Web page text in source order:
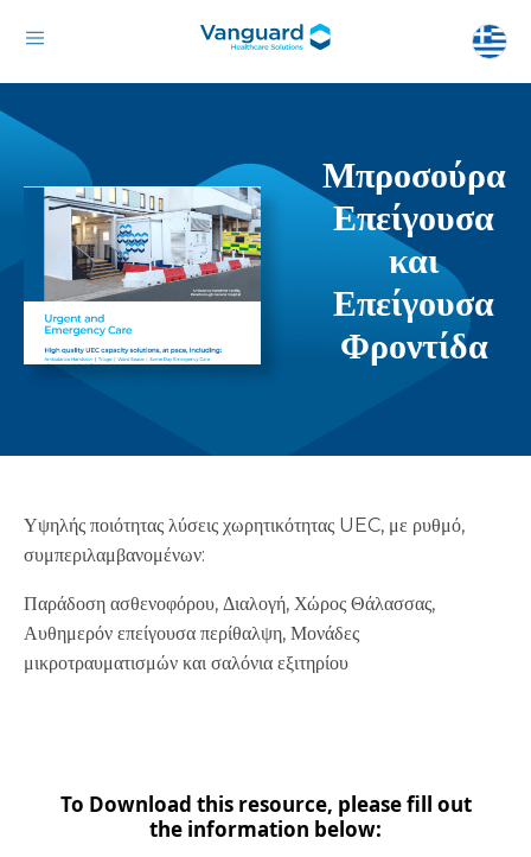
Μπροσούρα
Επείγουσα
και
Επείγουσα
Φροντίδα
Υψηλής ποιότητας λύσεις χωρητικότητας UEC, με ρυθμό,
συμπεριλαμβανομένων:
Παράδοση ασθενοφόρου, Διαλογή, Χώρος Θάλασσας,
Αυθημερόν επείγουσα περίθαλψη, Μονάδες
μικροτραυματισμών και σαλόνια εξιτηρίου
To Download this resource, please fill out
the information below: